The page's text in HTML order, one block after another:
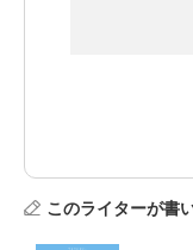
このライターが書